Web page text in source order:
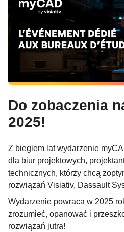
Do zobaczenia
2025!
Z biegiem lat wydarzenie
dla biur projektowych,
technicznych, którzy chcą
rozwiązań Visiativ, Dassault
Wydarzenie powraca w 2025
zrozumieć, opanować i
rozwiązań jutra!